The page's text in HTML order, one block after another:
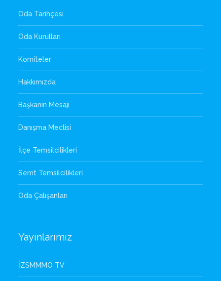
Oda Tarihçesi
Oda Kurulları
Komiteler
Hakkımızda
Başkanın Mesajı
Danışma Meclisi
İlçe Temsilcilikleri
Semt Temsilcilikleri
Oda Çalışanları
Yayınlarımız
İZSMMMO TV